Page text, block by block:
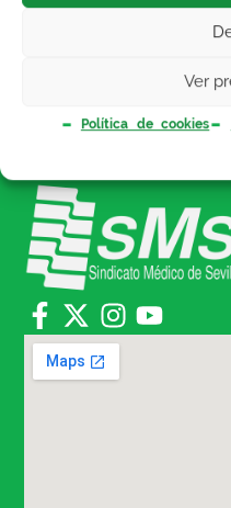
Ver
Política de cookies